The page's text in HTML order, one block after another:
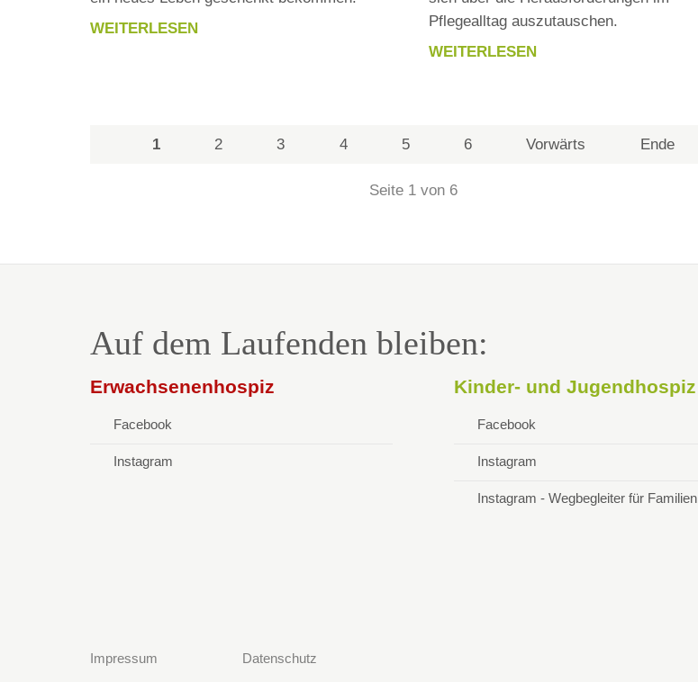
WEITERLESEN
NEUE
Pflegealltag auszutauschen.
WEITERLESEN
NEUE
KIND
1 2 3 4 5 6 Vorwärts Ende
Seite 1 von 6
Auf dem Laufenden bleiben:
Erwachsenenhospiz
Facebook
Instagram
Kinder- und Jugendhospiz
Facebook
Instagram
Instagram - Wegbegleiter für Familien
Impressum Datenschutz